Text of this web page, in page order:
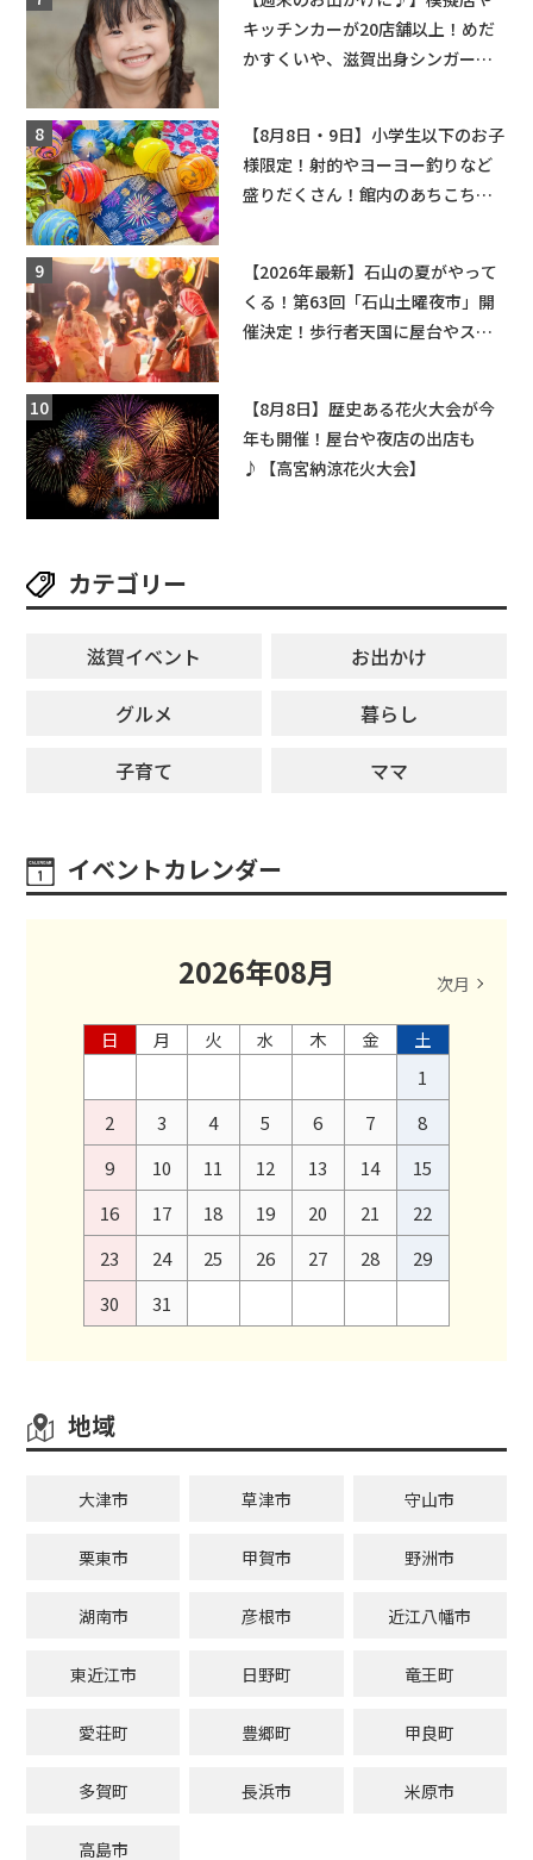
キッチンカーが20店舗以上！めだ
かすくいや、滋賀出身シンガーソ
【8月8日・9日】小学生以下のお子
様限定！射的やヨーヨー釣りなど
盛りだくさん！館内のあちこちに
【2026年最新】石山の夏がやって
くる！第63回「石山土曜夜市」開
催決定！歩行者天国に屋台やステ
【8月8日】歴史ある花火大会が今
年も開催！屋台や夜店の出店も
♪【高宮納涼花火大会】
カテゴリー
滋賀イベント
お出かけ
グルメ
暮らし
子育て
ママ
イベントカレンダー
2026年08月 次月
日 月 火 水 木 金
土
1
2
3 4 5 6 7
8
9
10 11 12 13 14
15
16
17 18 19 20 21
22
23
24 25 26 27 28
29
30
31
地域
大津市 草津市 守山市
栗東市 甲賀市 野洲市
湖南市 彦根市 近江八幡市
東近江市 日野町 竜王町
愛荘町 豊郷町 甲良町
多賀町 長浜市 米原市
高島市